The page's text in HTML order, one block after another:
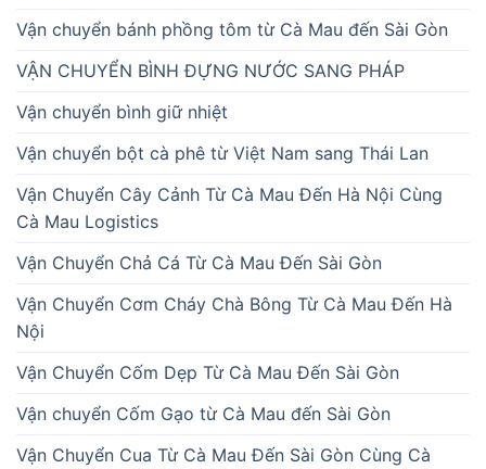
Vận chuyển bánh phồng tôm từ Cà Mau đến Sài Gòn
VẬN CHUYỂN BÌNH ĐỰNG NƯỚC SANG PHÁP
Vận chuyển bình giữ nhiệt
Vận chuyển bột cà phê từ Việt Nam sang Thái Lan
Vận Chuyển Cây Cảnh Từ Cà Mau Đến Hà Nội Cùng
Cà Mau Logistics
Vận Chuyển Chả Cá Từ Cà Mau Đến Sài Gòn
Vận Chuyển Cơm Cháy Chà Bông Từ Cà Mau Đến Hà
Nội
Vận Chuyển Cốm Dẹp Từ Cà Mau Đến Sài Gòn
Vận chuyển Cốm Gạo từ Cà Mau đến Sài Gòn
Vận Chuyển Cua Từ Cà Mau Đến Sài Gòn Cùng Cà